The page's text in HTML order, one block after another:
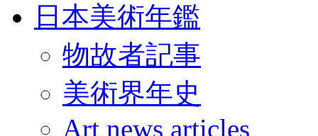
日本美術年鑑
物故者記事
美術界年史
Art news articles